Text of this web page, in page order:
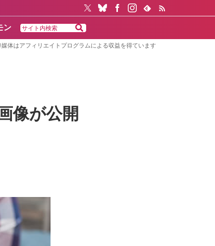
ン
媒体はアフィリエイトプログラムによる収益を得ています
像が公開